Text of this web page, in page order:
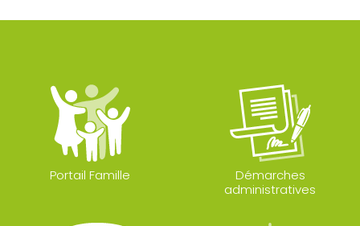
Portail Famille
Démarches
administratives